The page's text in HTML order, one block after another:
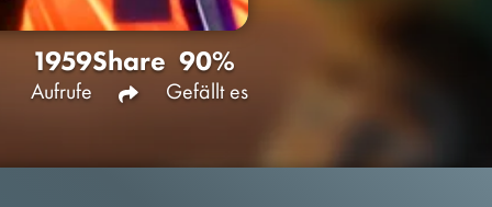
1959
Aufrufe
Share 90%
Gefällt es